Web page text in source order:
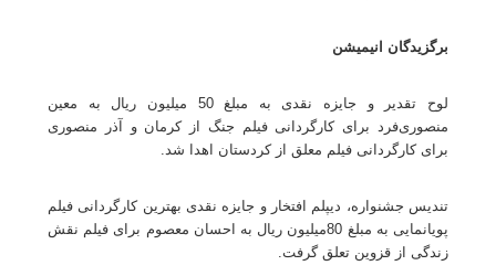
برگزیدگان انیمیشن
لوح تقدیر و جایزه نقدی به مبلغ 50 میلیون ريال به معین
منصوری‌فرد برای کارگردانی فیلم جنگ از کرمان و آذر منصوری
برای کارگردانی فیلم معلق از کردستان اهدا شد.
تندیس جشنواره، دیپلم افتخار و جایزه نقدی بهترین کارگردانی فیلم
پویانمایی به مبلغ 80میلیون ريال به احسان معصوم برای فیلم نقش
زندگی از قزوین تعلق گرفت.